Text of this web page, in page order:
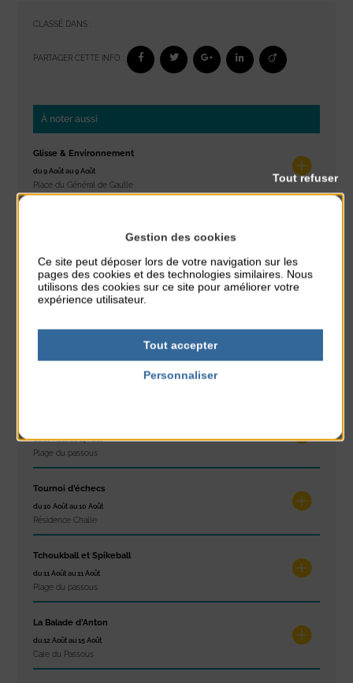
CLASSÉ DANS :
PARTAGER CETTE INFO :
À noter aussi
Glisse & Environnement
du 9 Août au 9 Août
Place du Général de Gaulle
Exposition « Itinéraires »
du 10 Août au 16 Août
du 10 Août au 14 Août
Plage du passous
Tournoi d’échecs
du 10 Août au 10 Août
Résidence Challe
Tchoukball et Spikeball
du 11 Août au 11 Août
Plage du passous
La Balade d’Anton
du 12 Août au 15 Août
Cale du Passous
Gestion des cookies
Ce site peut déposer lors de votre navigation sur les
pages des cookies et des technologies similaires. Nous
utilisons des cookies sur ce site pour améliorer votre
expérience utilisateur.
Tout accepter
Tout refuser
Personnaliser